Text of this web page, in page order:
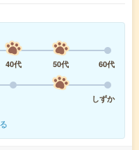
40代 50代
60代
しずか